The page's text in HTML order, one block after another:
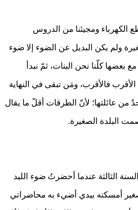
بدايات قطع الكهرباء ومجيئنا من الدروس
ولم يكن البديل عن الضوء إلا ضوء
بعضها كلّنا نحن البنات، ثمّ نبدأ
فالأقرب، ومَن تبقى في النهاية
من عائلتها؛ لأنّ الطرقات أقلّ ما يقال
البلدة الصغيرة.
الثالثة عندما أحضرتُ ضوء الليد
أمسكته بيدي أضيء به محاضراتي